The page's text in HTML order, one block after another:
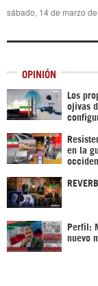
sábado, 14 de marzo
OPINIÓN
Los
ojivas
en la
Perfil:
nuevo